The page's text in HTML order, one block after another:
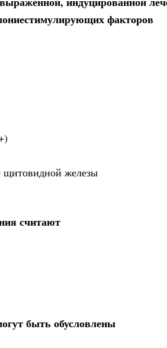
факторов
щитовидной железы
считают
быть обусловлены